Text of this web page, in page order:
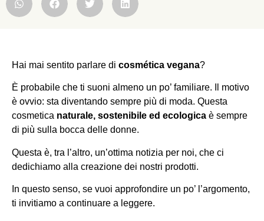
Hai mai sentito parlare di cosmética vegana?
È probabile che ti suoni almeno un po’ familiare. Il motivo
è ovvio: sta diventando sempre più di moda. Questa
cosmetica naturale, sostenibile ed ecologica è sempre
di più sulla bocca delle donne.
Questa è, tra l’altro, un’ottima notizia per noi, che ci
dedichiamo alla creazione dei nostri prodotti.
In questo senso, se vuoi approfondire un po’ l’argomento,
ti invitiamo a continuare a leggere.